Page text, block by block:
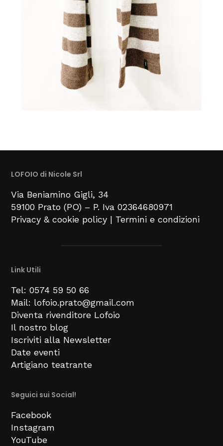
LOFOIO di Nicole Srl
Via Beniamino Gigli, 34
59100 Prato (PO) – P. Iva 02364680971
Privacy & cookie policy | Termini e condizioni
Link Utili
Tel: 0574 59 50 66
Mail: lofoio.prato@gmail.com
Diventa rivenditore Lofoio
Il nostro blog
Iscriviti alla Newsletter
Date eventi
Artigiano teatrante
Seguici sui Social!
Facebook
Instagram
YouTube